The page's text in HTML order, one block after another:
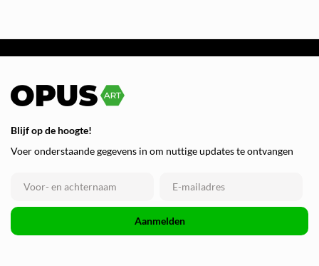
Blijf op de hoogte!
Voer onderstaande gegevens in om nuttige updates te ontvangen
Aanmelden